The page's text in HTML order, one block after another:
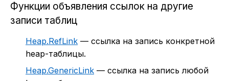
Функции объявления ссылок на другие
записи таблиц
Heap.RefLink — ссылка на запись конкретной
heap-таблицы.
Heap.GenericLink — ссылка на запись любой